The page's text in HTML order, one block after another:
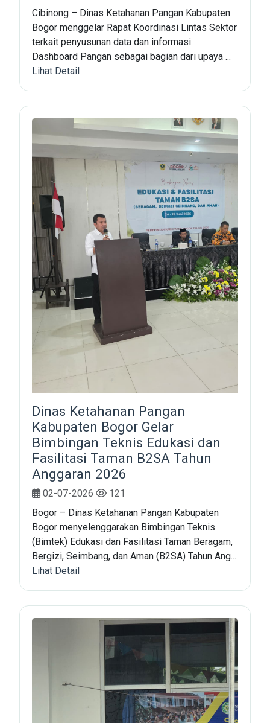
Cibinong – Dinas Ketahanan Pangan Kabupaten
Bogor menggelar Rapat Koordinasi Lintas Sektor
terkait penyusunan data dan informasi
Dashboard Pangan sebagai bagian dari upaya ...
Lihat Detail
Dinas Ketahanan Pangan
Kabupaten Bogor Gelar
Bimbingan Teknis Edukasi dan
Fasilitasi Taman B2SA Tahun
Anggaran 2026
02-07-2026
121
Bogor – Dinas Ketahanan Pangan Kabupaten
Bogor menyelenggarakan Bimbingan Teknis
(Bimtek) Edukasi dan Fasilitasi Taman Beragam,
Bergizi, Seimbang, dan Aman (B2SA) Tahun Ang...
Lihat Detail